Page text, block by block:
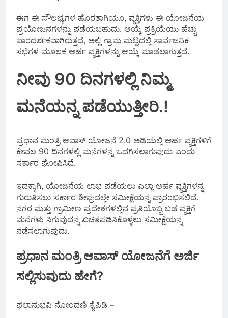
ಈಗ ಈ ಸೌಲಭ್ಯಗಳ ಹೊರತಾಗಿಯೂ, ವ್ಯಕ್ತಿಗಳು ಈ ಯೋಜನೆಯ
ಪ್ರಯೋಜನಗಳನ್ನು ಪಡೆಯಬಹುದು. ಆಯ್ಕೆ ಪ್ರಕ್ರಿಯೆಯು ಹೆಚ್ಚು
ಪಾರದರ್ಶಕವಾಗಿರುತ್ತದೆ, ಅಲ್ಲಿ ಗ್ರಾಮ ಮಟ್ಟದಲ್ಲಿ ಸಾರ್ವಜನಿಕ
ಸಭೆಗಳ ಮೂಲಕ ಅರ್ಹ ವ್ಯಕ್ತಿಗಳನ್ನು ಆಯ್ಕೆ ಮಾಡಲಾಗುತ್ತದೆ.
ನೀವು 90 ದಿನಗಳಲ್ಲಿ ನಿಮ್ಮ
ಮನೆಯನ್ನ ಪಡೆಯುತ್ತೀರಿ.!
ಪ್ರಧಾನ ಮಂತ್ರಿ ಆವಾಸ್ ಯೋಜನೆ 2.0 ಅಡಿಯಲ್ಲಿ ಅರ್ಹ ವ್ಯಕ್ತಿಗಳಿಗೆ
ಕೇವಲ 90 ದಿನಗಳಲ್ಲಿ ಮನೆಗಳನ್ನ ಒದಗಿಸಲಾಗುವುದು ಎಂದು
ಸರ್ಕಾರ ಘೋಷಿಸಿದೆ.
ಇದಕ್ಕಾಗಿ, ಯೋಜನೆಯ ಲಾಭ ಪಡೆಯಲು ಎಲ್ಲಾ ಅರ್ಹ ವ್ಯಕ್ತಿಗಳನ್ನ
ಗುರುತಿಸಲು ಸರ್ಕಾರ ಶೀಘ್ರದಲ್ಲೇ ಸಮೀಕ್ಷೆಯನ್ನ ಪ್ರಾರಂಭಿಸಲಿದೆ.
ನಗರ ಮತ್ತು ಗ್ರಾಮೀಣ ಪ್ರದೇಶಗಳಲ್ಲಿನ ಪ್ರತಿಯೊಬ್ಬ ಬಡ ವ್ಯಕ್ತಿಗೆ
ಮನೆಗಳು ಸಿಗುವುದನ್ನ ಖಚಿತಪಡಿಸಿಕೊಳ್ಳಲು ಸಮೀಕ್ಷೆಯನ್ನ
ನಡೆಸಲಾಗುವುದು.
ಪ್ರಧಾನ ಮಂತ್ರಿ ಆವಾಸ್ ಯೋಜನೆಗೆ ಅರ್ಜಿ
ಸಲ್ಲಿಸುವುದು ಹೇಗೆ?
ಫಲಾನುಭವಿ ನೋಂದಣಿ ಕೈಪಿಡಿ –